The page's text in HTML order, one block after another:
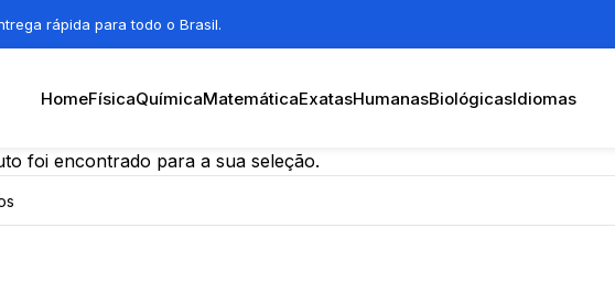
rápida para todo o Brasil.
HomeFísicaQuímicaMatemáticaExatasHumanasBiológicasIdiomas
foi encontrado para a sua seleção.